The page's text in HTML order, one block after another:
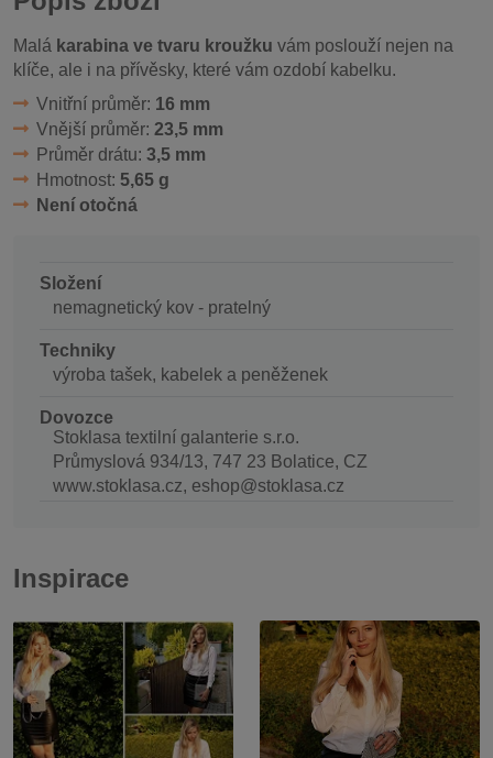
Malá karabina ve tvaru kroužku vám poslouží nejen na
klíče, ale i na přívěsky, které vám ozdobí kabelku.
Vnitřní průměr: 16 mm
Vnější průměr: 23,5 mm
Průměr drátu: 3,5 mm
Hmotnost: 5,65 g
Není otočná
Složení
nemagnetický kov - pratelný
Techniky
výroba tašek, kabelek a peněženek
Dovozce
Stoklasa textilní galanterie s.r.o.
Průmyslová 934/13, 747 23 Bolatice, CZ
www.stoklasa.cz, eshop@stoklasa.cz
Inspirace